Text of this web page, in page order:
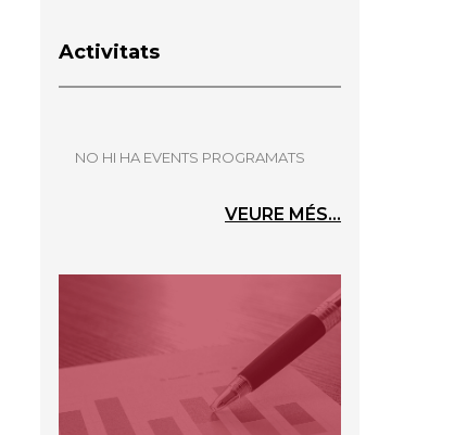
Activitats
NO HI HA EVENTS PROGRAMATS
VEURE MÉS...